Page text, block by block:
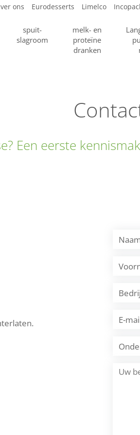
ons Eurodesserts Limelco
spuit-
slagroom
melk- en
proteïne
dranken
Een eerste